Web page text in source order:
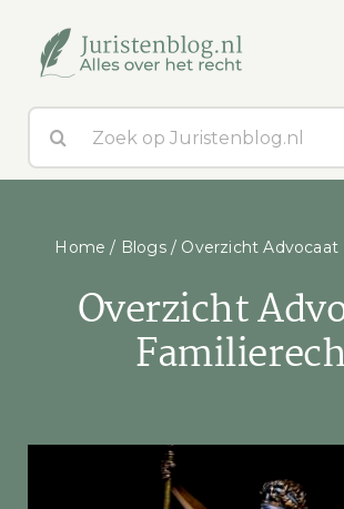
inhoud
Blogs
naar:
Home / Blogs/ Overzicht Advocaat
Overzicht